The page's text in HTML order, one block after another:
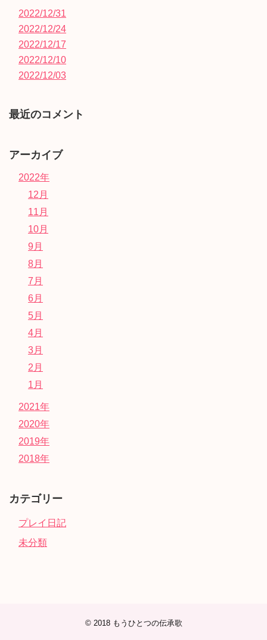
2022/12/31
2022/12/24
2022/12/17
2022/12/10
2022/12/03
最近のコメント
アーカイブ
2022年
12月
11月
10月
9月
8月
7月
6月
5月
4月
3月
2月
1月
2021年
2020年
2019年
2018年
カテゴリー
プレイ日記
未分類
© 2018 もうひとつの伝承歌